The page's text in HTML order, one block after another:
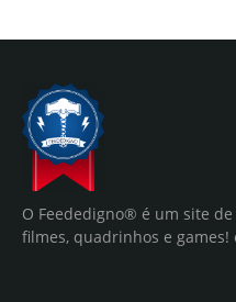
O Feededigno® é um site
filmes, quadrinhos e games!